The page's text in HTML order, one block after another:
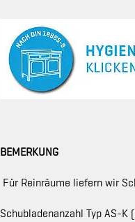
BEMERKUNG
Für Reinräume liefern wir
Schubladenanzahl Typ AS-